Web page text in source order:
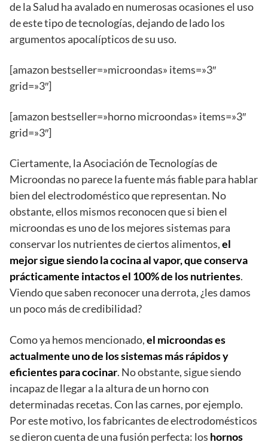
de la Salud ha avalado en numerosas ocasiones el uso
de este tipo de tecnologías, dejando de lado los
argumentos apocalípticos de su uso.
[amazon bestseller=»microondas» items=»3″
grid=»3″]
[amazon bestseller=»horno microondas» items=»3″
grid=»3″]
Ciertamente, la Asociación de Tecnologías de
Microondas no parece la fuente más fiable para hablar
bien del electrodoméstico que representan. No
obstante, ellos mismos reconocen que si bien el
microondas es uno de los mejores sistemas para
conservar los nutrientes de ciertos alimentos,el
mejor sigue siendo la cocina al vapor, que conserva
prácticamente intactos el 100% de los nutrientes.
Viendo que saben reconocer una derrota, ¿les damos
un poco más de credibilidad?
Como ya hemos mencionado,el microondas es
actualmente uno de los sistemas más rápidos y
eficientes para cocinar. No obstante, sigue siendo
incapaz de llegar a la altura de un horno con
determinadas recetas. Con las carnes, por ejemplo.
Por este motivo, los fabricantes de electrodomésticos
se dieron cuenta de una fusión perfecta: los hornos